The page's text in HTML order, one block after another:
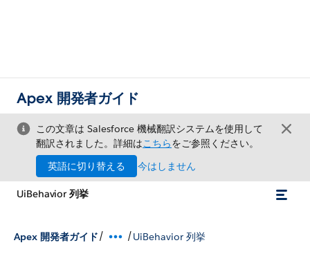
Apex 開発者ガイド
この文章は Salesforce 機械翻訳システムを使用して
翻訳されました。詳細はこちらをご参照ください。
英語に切り替える
今はしません
UiBehavior 列挙
Apex 開発者ガイド/ /UiBehavior 列挙